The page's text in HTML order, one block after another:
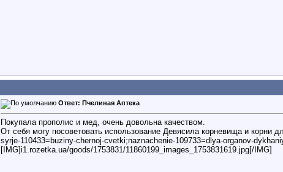
Ответ: Пчелиная Аптека
Покупала прополис и мед, очень довольна качеством.
От себя могу посоветовать использование Девясила корневища и корни
syrje-110433=buziny-chernoj-cvetki;naznachenie-109733=dlya-organov-
[IMG]i1.rozetka.ua/goods/1753831/11860199_images_1753831619.jpg[/IMG]